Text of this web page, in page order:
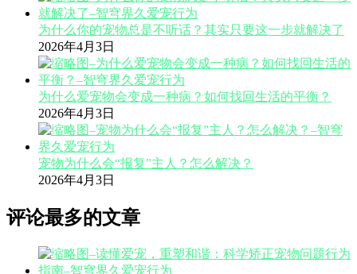
为什么你的宠物总是不听话？其实只要这一步就解决了
2026年4月3日
为什么爱宠物会变成一种病？如何找回生活的平衡？
2026年4月3日
宠物为什么会“报复”主人？怎么解决？
2026年4月3日
评论最多的文章